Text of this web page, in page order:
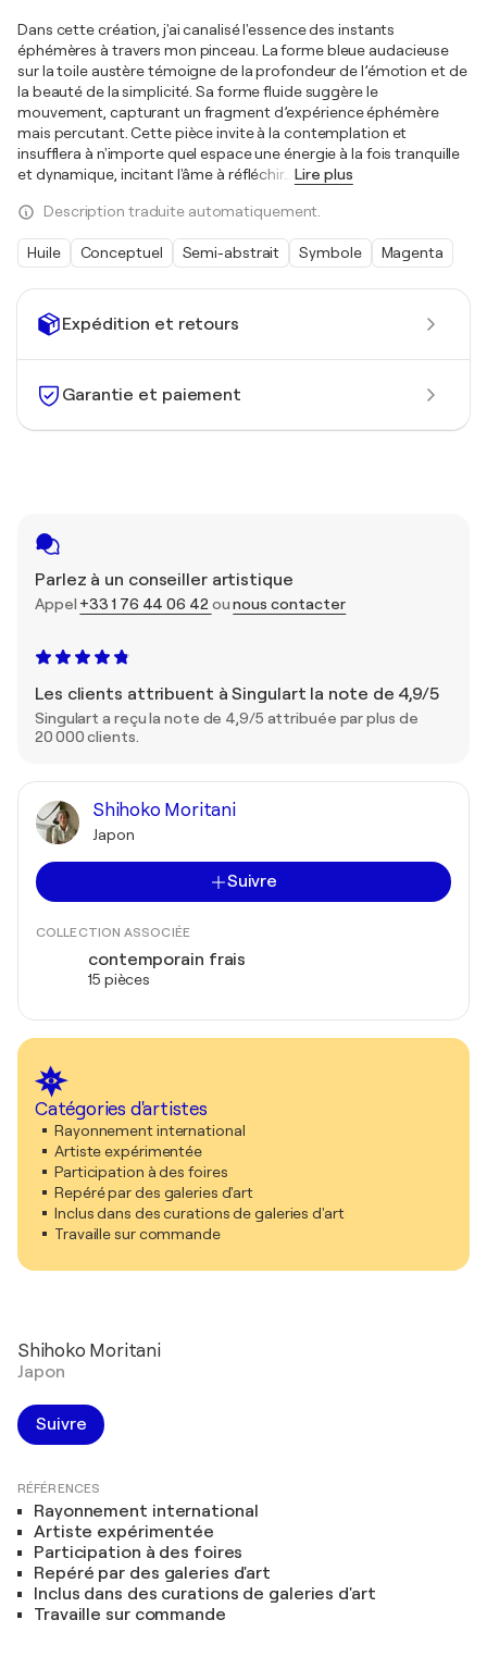
Expédition et retours
Garantie et paiement
Parlez à un conseiller artistique
Appel +33 1 76 44 06 42 ounous contacter
Les clients attribuent à Singulart la note de 4,9/5
Singulart a reçu la note de 4,9/5 attribuée par plus de
20 000 clients.
Shihoko Moritani
Japon
Suivre
COLLECTION ASSOCIÉE
contemporain frais
15 pièces
Catégories d'artistes
Rayonnement international
Artiste expérimentée
Participation à des foires
Repéré par des galeries d'art
Inclus dans des curations de galeries d'art
Travaille sur commande
Dans cette création, j'ai canalisé l'essence des instants
éphémères à travers mon pinceau. La forme bleue audacieuse
sur la toile austère témoigne de la profondeur de l’émotion et de
la beauté de la simplicité. Sa forme fluide suggère le
mouvement, capturant un fragment d’expérience éphémère
mais percutant. Cette pièce invite à la contemplation et
insufflera à n'importe quel espace une énergie à la fois tranquille
et dynamique, incitant l'âme à réfléchir… Lire plus
Description traduite automatiquement.
Huile Conceptuel Semi-abstrait Symbole Magenta
Shihoko Moritani
Japon
Suivre
RÉFÉRENCES
Rayonnement international
Artiste expérimentée
Participation à des foires
Repéré par des galeries d'art
Inclus dans des curations de galeries d'art
Travaille sur commande